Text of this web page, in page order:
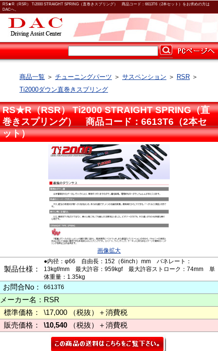
RS★R（RSR） Ti2000 STRAIGHT SPRING（直巻きスプリング） 商品コード：6613T6（2本セット）をお求めの方は
DACへ。
商品一覧 ＞ チューニングパーツ ＞ サスペンション ＞ RSR ＞
Ti2000ダウン直巻きスプリング
RS★R（RSR） Ti2000 STRAIGHT SPRING（直
巻きスプリング） 商品コード：6613T6（2本セ
ット）
画像拡大
製品仕様：
●内径：φ66 自由長：152（6inch）mm バネレート：
13kgf/mm 最大許容：959kgf 最大許容ストローク：74mm 単
体重量：1.35kg
お問合No： 6613T6
メーカー名： RSR
標準価格：
\17,000 （税抜）＋消費税
販売価格：
\10,540 （税抜）＋消費税